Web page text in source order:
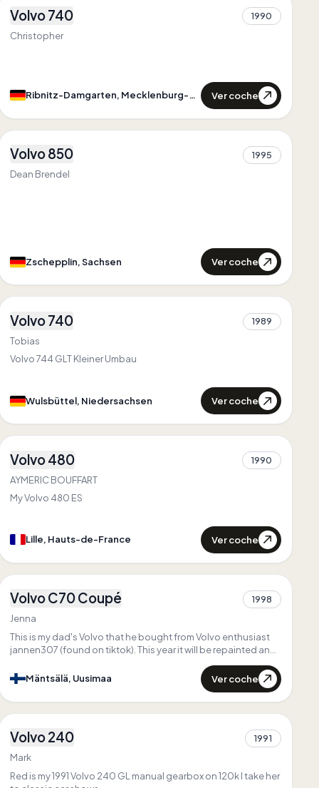
Primero enMecklenburg-Vorpommern
Único en
1
Volvo 740
1990
Christopher
Ribnitz-Damgarten, Mecklenburg-Vorpommern Ver coche
1
1
Volvo 850
1995
Dean Brendel
Zschepplin, Sachsen Ver coche
Primero enNiedersachsen
Único en
1
2
Volvo 740
1989
Tobias
Volvo 744 GLT Kleiner Umbau
Wulsbüttel, Niedersachsen Ver coche
Primero enFrancia
Primero en Hauts-de-France
Único en Hauts-de-France
1
2
Volvo 480
1990
AYMERIC BOUFFART
My Volvo 480 ES
Lille, Hauts-de-France Ver coche
1
3
Volvo C70 Coupé
1998
Jenna
This is my dad's Volvo that he bought from Volvo enthusiast
jannen307 (found on tiktok). This year it will be repainted and
Mäntsälä, Uusimaa
Ver coche
Primero enSouth West England
Único en
1
2
Volvo 240
1991
Mark
Red is my 1991 Volvo 240 GL manual gearbox on 120k I take her